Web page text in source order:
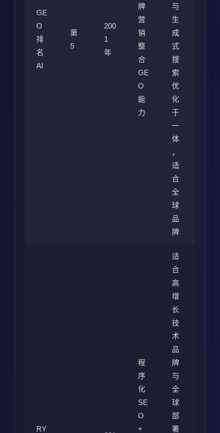
GE
O
排
名
AI
第
5
200
1
年
牌
营
销
整
合
GE
O
能
力
与
生
成
式
搜
索
优
化
于
一
体
，
适
合
全
球
品
牌
RY
程
序
化
SE
O
+
适
合
高
增
长
技
术
品
牌
与
全
球
部
署